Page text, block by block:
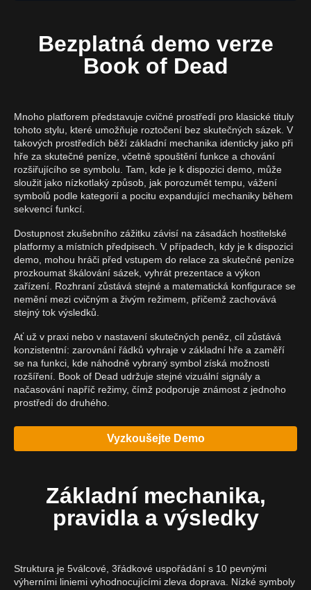
Bezplatná demo verze
Book of Dead
Mnoho platforem představuje cvičné prostředí pro klasické tituly
tohoto stylu, které umožňuje roztočení bez skutečných sázek. V
takových prostředích běží základní mechanika identicky jako při
hře za skutečné peníze, včetně spouštění funkce a chování
rozšiřujícího se symbolu. Tam, kde je k dispozici demo, může
sloužit jako nízkotlaký způsob, jak porozumět tempu, vážení
symbolů podle kategorií a pocitu expandující mechaniky během
sekvencí funkcí.
Dostupnost zkušebního zážitku závisí na zásadách hostitelské
platformy a místních předpisech. V případech, kdy je k dispozici
demo, mohou hráči před vstupem do relace za skutečné peníze
prozkoumat škálování sázek, vyhrát prezentace a výkon
zařízení. Rozhraní zůstává stejné a matematická konfigurace se
nemění mezi cvičným a živým režimem, přičemž zachovává
stejný tok výsledků.
Ať už v praxi nebo v nastavení skutečných peněz, cíl zůstává
konzistentní: zarovnání řádků vyhraje v základní hře a zaměří
se na funkci, kde náhodně vybraný symbol získá možnosti
rozšíření. Book of Dead udržuje stejné vizuální signály a
načasování napříč režimy, čímž podporuje známost z jednoho
prostředí do druhého.
Vyzkoušejte Demo
Základní mechanika,
pravidla a výsledky
Struktura je 5válcové, 3řádkové uspořádání s 10 pevnými
výherními liniemi vyhodnocujícími zleva doprava. Nízké symboly